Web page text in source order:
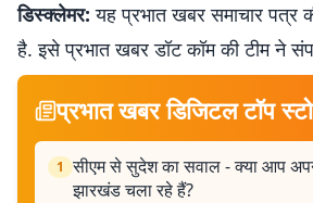
डिस्क्लेमर: यह प्रभात खबर समाचार
है. इसे प्रभात खबर डॉट कॉम की टीम ने
प्रभात खबर डिजिटल टॉप
1 सीएम से सुदेश का सवाल - क्या आप
झारखंड चला रहे हैं?